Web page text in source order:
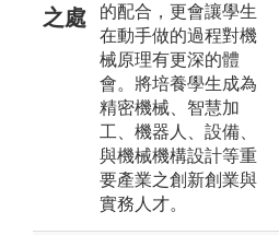
之處
的配合，更會讓學生
在動手做的過程對機
械原理有更深的體
會。將培養學生成為
精密機械、智慧加
工、機器人、設備、
與機械機構設計等重
要產業之創新創業與
實務人才。